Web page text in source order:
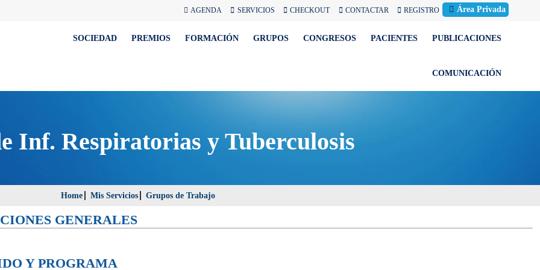
AGENDA SERVICIOS CHECKOUT CONTACTAR REGISTRO Área Privada
SOCIEDAD PREMIOS FORMACIÓN GRUPOS CONGRESOS PACIENTES PUBLICACIONES
COMUNICACIÓN
Inf. Respiratorias y Tuberculosis
Home Mis Servicios Grupos de Trabajo
GENERALES
Y PROGRAMA